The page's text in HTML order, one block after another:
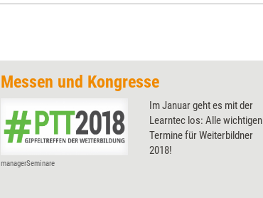
Messen und Kongresse
managerSeminare
Im Januar geht es mit der
Learntec los: Alle wichtigen
Termine für Weiterbildner
2018!